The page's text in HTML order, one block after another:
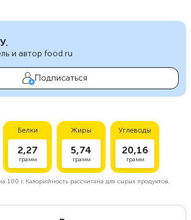
и автор food.ru
Подписаться
Белки
2,27
грамм
Жиры
5,74
грамм
Углеводы
20,16
грамм
100 г.Калорийность рассчитана для сырых продуктов.